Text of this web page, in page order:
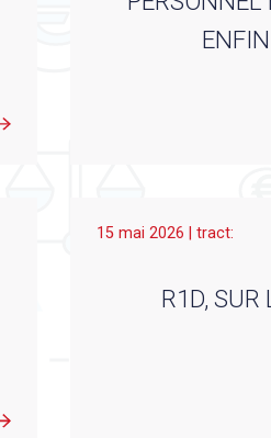
15 mai 2026 | tract:
R1D, SUR